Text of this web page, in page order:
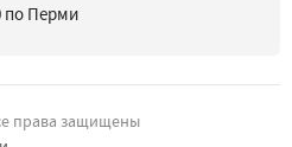
по Перми
права защищены